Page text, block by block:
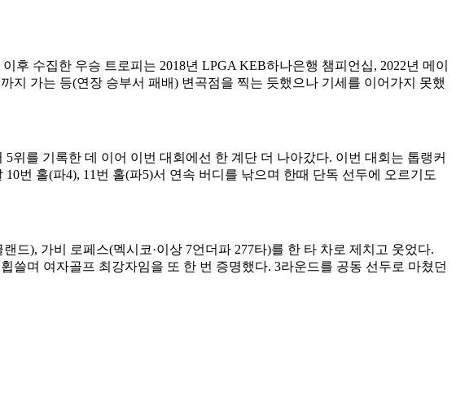
수집한 우승 트로피는 2018년 LPGA KEB하나은행 챔피언십, 2022년 메이
지 가는 등(연장 승부서 패배) 변곡점을 찍는 듯했으나 기세를 이어가지 못했
를 기록한 데 이어 이번 대회에선 한 계단 더 나아갔다. 이번 대회는 톱랭커
번 홀(파4), 11번 홀(파5)서 연속 버디를 낚으며 한때 단독 선두에 오르기도
드), 가비 로페스(멕시코·이상 7언더파 277타)를 한 타 차로 제치고 웃었다.
쓸며 여자골프 최강자임을 또 한 번 증명했다. 3라운드를 공동 선두로 마쳤던